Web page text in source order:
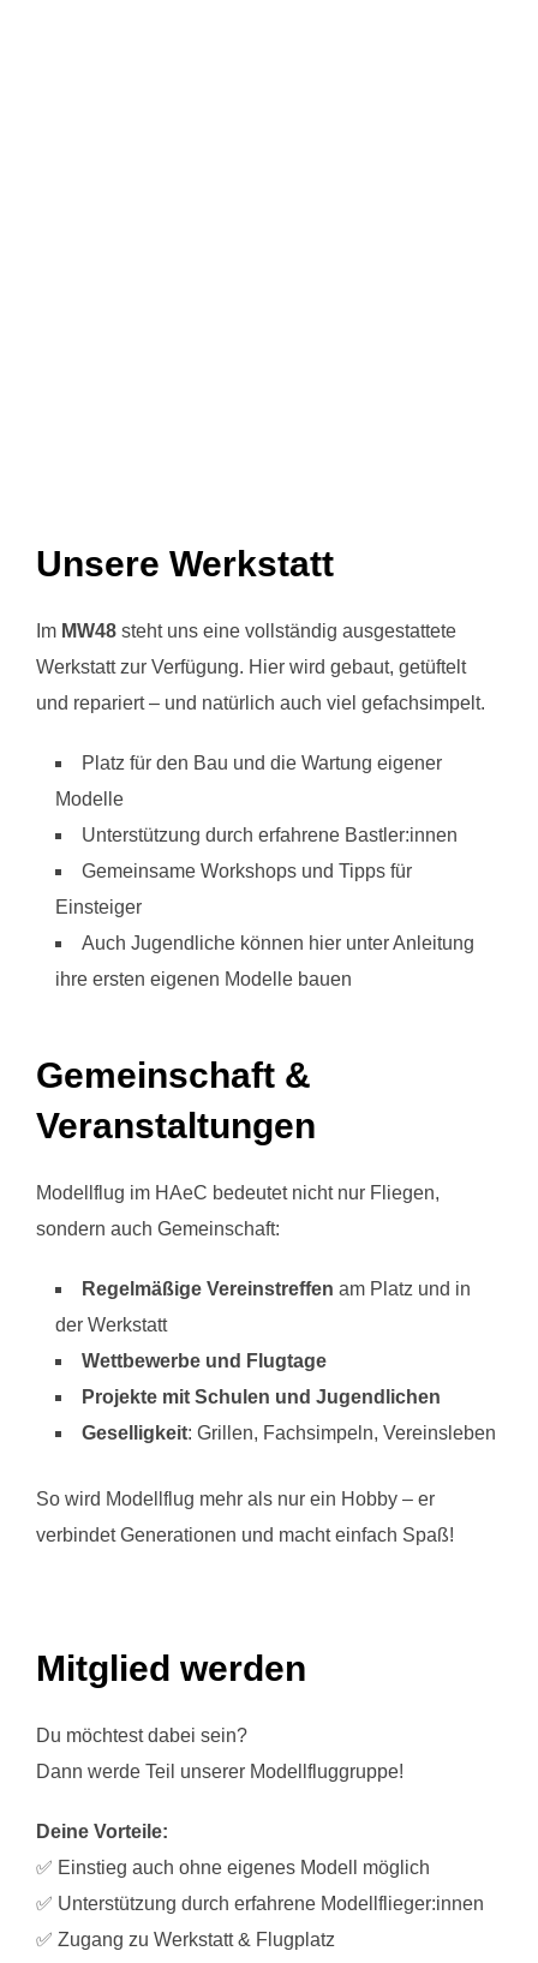
Unsere Werkstatt
Im MW48 steht uns eine vollständig ausgestattete
Werkstatt zur Verfügung. Hier wird gebaut, getüftelt
und repariert – und natürlich auch viel gefachsimpelt.
Platz für den Bau und die Wartung eigener
Modelle
Unterstützung durch erfahrene Bastler:innen
Gemeinsame Workshops und Tipps für
Einsteiger
Auch Jugendliche können hier unter Anleitung
ihre ersten eigenen Modelle bauen
Gemeinschaft &
Veranstaltungen
Modellflug im HAeC bedeutet nicht nur Fliegen,
sondern auch Gemeinschaft:
Regelmäßige Vereinstreffen am Platz und in
der Werkstatt
Wettbewerbe und Flugtage
Projekte mit Schulen und Jugendlichen
Geselligkeit: Grillen, Fachsimpeln, Vereinsleben
So wird Modellflug mehr als nur ein Hobby – er
verbindet Generationen und macht einfach Spaß!
Mitglied werden
Du möchtest dabei sein?
Dann werde Teil unserer Modellfluggruppe!
Deine Vorteile:
✅ Einstieg auch ohne eigenes Modell möglich
✅ Unterstützung durch erfahrene Modellflieger:innen
✅ Zugang zu Werkstatt & Flugplatz